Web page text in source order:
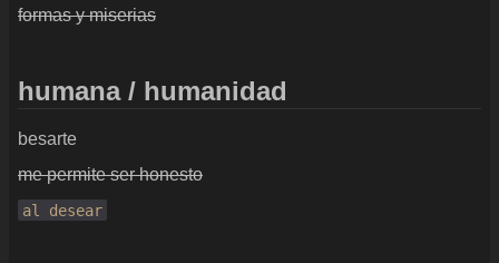
formas y miserias
humana / humanidad
besarte
me permite ser honesto
al desear